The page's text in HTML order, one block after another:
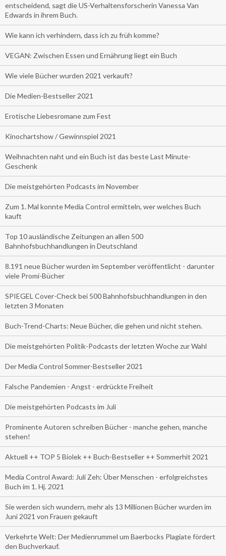
entscheidend, sagt die US-Verhaltensforscherin Vanessa Van
Edwards in ihrem Buch.
Wie kann ich verhindern, dass ich zu früh komme?
VEGAN: Zwischen Essen und Ernährung liegt ein Buch
Wie viele Bücher wurden 2021 verkauft?
Die Medien-Bestseller 2021
Erotische Liebesromane zum Fest
Kinochartshow / Gewinnspiel 2021
Weihnachten naht und ein Buch ist das beste Last Minute-
Geschenk
Die meistgehörten Podcasts im November
Zum 1. Mal konnte Media Control ermitteln, wer welches Buch
kauft
Top 10 ausländische Zeitungen an allen 500
Bahnhofsbuchhandlungen in Deutschland
8.191 neue Bücher wurden im September veröffentlicht - darunter
viele Promi-Bücher
SPIEGEL Cover-Check bei 500 Bahnhofsbuchhandlungen in den
letzten 3 Monaten
Buch-Trend-Charts: Neue Bücher, die gehen und nicht stehen.
Die meistgehörten Politik-Podcasts der letzten Woche zur Wahl
Der Media Control Sommer-Bestseller 2021
Falsche Pandemien - Angst - erdrückte Freiheit
Die meistgehörten Podcasts im Juli
Prominente Autoren schreiben Bücher - manche gehen, manche
stehen!
Aktuell ++ TOP 5 Biolek ++ Buch-Bestseller ++ Sommerhit 2021
Media Control Award: Juli Zeh: Über Menschen - erfolgreichstes
Buch im 1. Hj. 2021
Sie werden sich wundern, mehr als 13 Millionen Bücher wurden im
Juni 2021 von Frauen gekauft
Verkehrte Welt: Der Medienrummel um Baerbocks Plagiate fördert
den Buchverkauf.